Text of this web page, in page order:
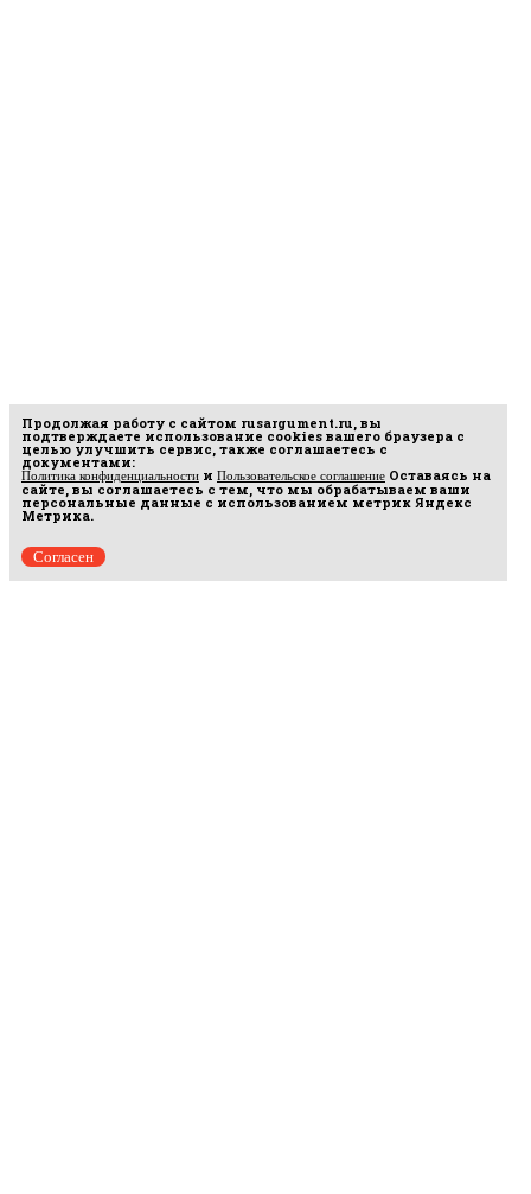
Продолжая работу с сайтом rusargument.ru, вы
подтверждаете использование cookies вашего браузера с
целью улучшить сервис, также соглашаетесь с
документами:
Политика конфиденциальности и Пользовательское соглашение Оставаясь на
сайте, вы соглашаетесь с тем, что мы обрабатываем ваши
персональные данные с использованием метрик Яндекс
Метрика.
Согласен